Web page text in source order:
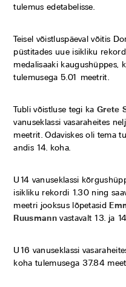
tulemus edetabelisse.
Teisel võistluspäeval võitis
püstitades uue isikliku
medalisaaki kaugushüppes,
tulemusega 5.01 meetrit.
Tubli võistluse tegi kaGrete
vanuseklassi vasaraheites
meetrit. Odaviskes oli tema
andis 14. koha.
U14 vanuseklassi
isikliku rekordi 1.30 ning
meetri jooksus lõpetasid
Ruusmannvastavalt 13. ja
U16 vanuseklassi
koha tulemusega 37.84